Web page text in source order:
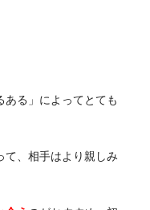
ある」によってとても
て、相手はより親しみ